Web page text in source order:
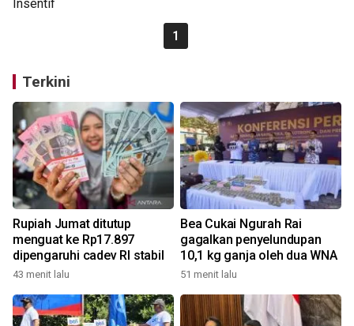
1
Terkini
Rupiah Jumat ditutup
menguat ke Rp17.897
dipengaruhi cadev RI stabil
43 menit lalu
Bea Cukai Ngurah Rai
gagalkan penyelundupan
10,1 kg ganja oleh dua WNA
51 menit lalu